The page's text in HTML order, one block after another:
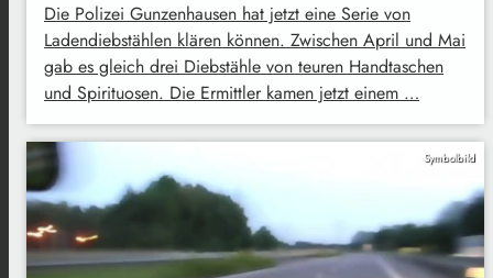
Die Polizei Gunzenhausen hat jetzt eine Serie von
Ladendiebstählen klären können. Zwischen April und Mai
gab es gleich drei Diebstähle von teuren Handtaschen
und Spirituosen. Die Ermittler kamen jetzt einem …
Symbolbild